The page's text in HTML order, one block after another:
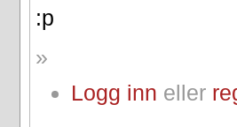
:p
»
Logg inn eller